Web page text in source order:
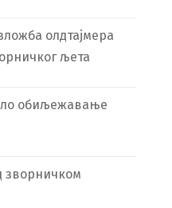
олдтајмера
љета
обиљежавање
зворничком